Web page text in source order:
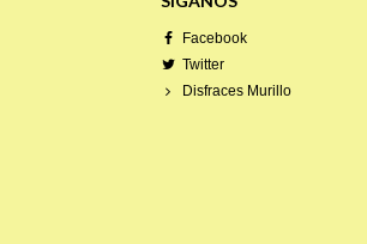
Facebook
Twitter
Disfraces Murillo